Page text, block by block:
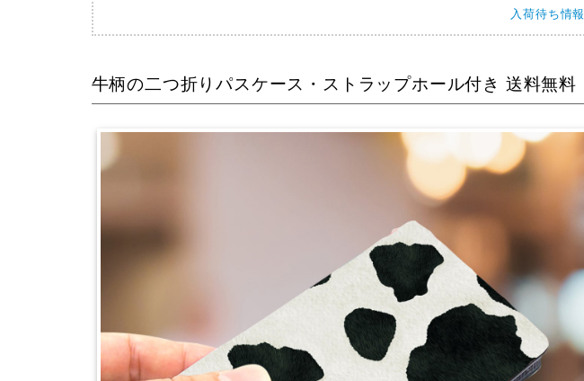
入荷待ち情報
牛柄の二つ折りパスケース・ストラップホール付き 送料無料